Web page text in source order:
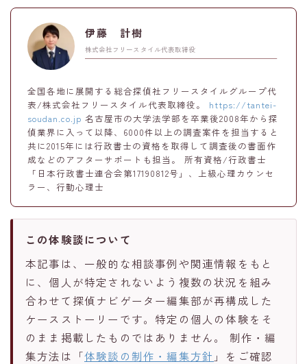
伊藤 計樹
株式会社フリースタイル代表取締役
全国各地に展開する総合探偵社フリースタイルグループ代
表/株式会社フリースタイル代表取締役。 https://tantei-
soudan.co.jp 名古屋市の大学法学部を卒業後2008年から探
偵業界に入って以降、6000件以上の調査案件を担当すると
共に2015年には行政書士の資格を取得して調査後の書面作
成などのアフターサポートも担当。 所有資格/行政書士
「日本行政書士連合会第17190812号」、上級心理カウンセ
ラー、行動心理士
この体験談について
本記事は、一般的な相談事例や関連情報をもと
に、個人が特定されないよう複数の状況を組み
合わせて探偵ナビゲーター編集部が再構成した
ケースストーリーです。特定の個人の体験をそ
のまま掲載したものではありません。 制作・編
集方法は「体験談の制作・編集方針 」をご確認